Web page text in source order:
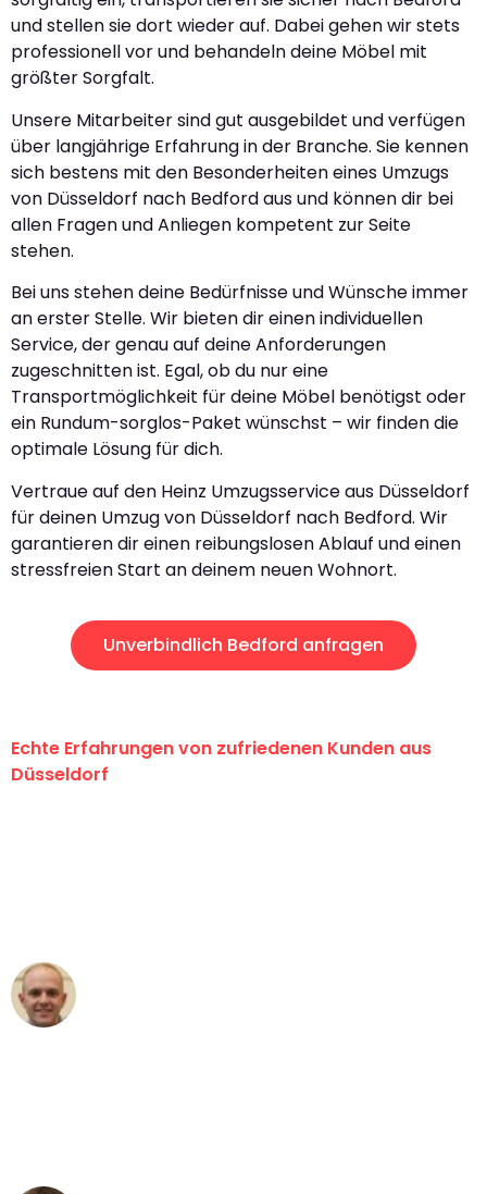
und stellen sie dort wieder auf. Dabei gehen wir stets
professionell vor und behandeln deine Möbel mit
größter Sorgfalt.
Unsere Mitarbeiter sind gut ausgebildet und verfügen
über langjährige Erfahrung in der Branche. Sie kennen
sich bestens mit den Besonderheiten eines Umzugs
von Düsseldorf nach Bedford aus und können dir bei
allen Fragen und Anliegen kompetent zur Seite
stehen.
Bei uns stehen deine Bedürfnisse und Wünsche immer
an erster Stelle. Wir bieten dir einen individuellen
Service, der genau auf deine Anforderungen
zugeschnitten ist. Egal, ob du nur eine
Transportmöglichkeit für deine Möbel benötigst oder
ein Rundum-sorglos-Paket wünschst – wir finden die
optimale Lösung für dich.
Vertraue auf den Heinz Umzugsservice aus Düsseldorf
für deinen Umzug von Düsseldorf nach Bedford. Wir
garantieren dir einen reibungslosen Ablauf und einen
stressfreien Start an deinem neuen Wohnort.
Unverbindlich Bedford anfragen
Echte Erfahrungen von zufriedenen Kunden aus
Düsseldorf